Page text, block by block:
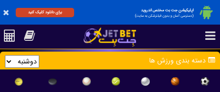
اپلیکیشن جت بت مختص اندروید
(دسترسی آسان و بدون فیلترشکن به سایت)
برای دانلود کلیک کنید
دسته بندی ورزش ها